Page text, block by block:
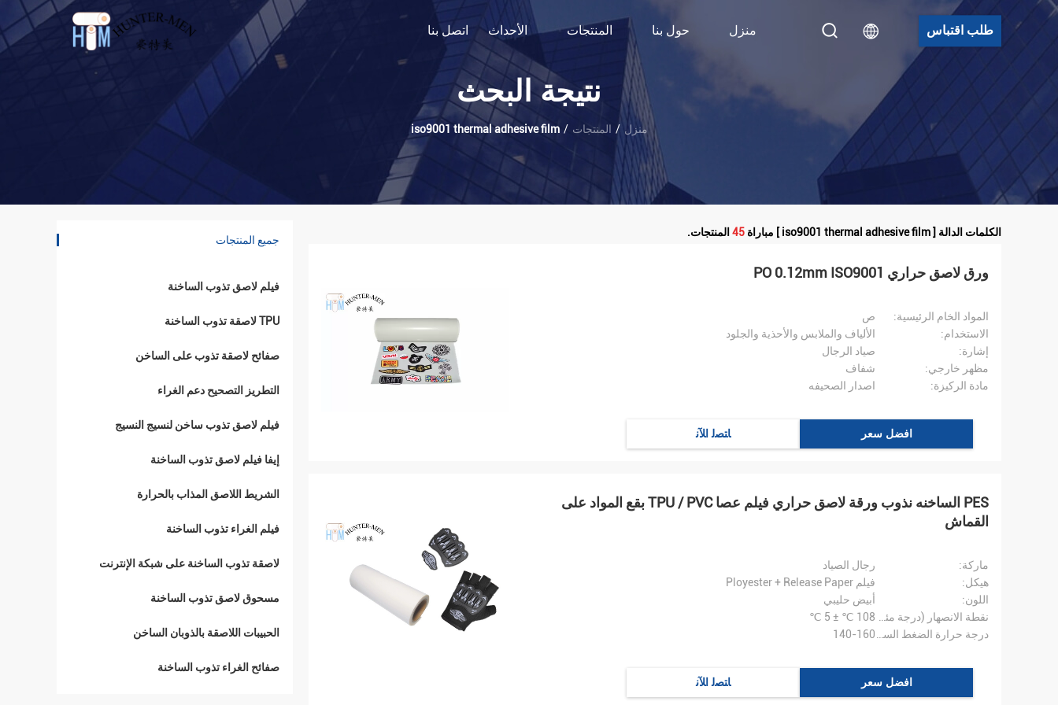
منزل حول بنا المنتجات الأحداث اتصل بنا طلب اقتباس
نتيجة البحث
منزل / المنتجات /
iso9001 thermal adhesive film
جميع المنتجات
فيلم لاصق تذوب الساخنة
TPU لاصقة تذوب الساخنة
صفائح لاصقة تذوب على الساخن
التطريز التصحيح دعم الغراء
فيلم لاصق تذوب ساخن لنسيج النسيج
إيفا فيلم لاصق تذوب الساخنة
الشريط اللاصق المذاب بالحرارة
فيلم الغراء تذوب الساخنة
لاصقة تذوب الساخنة على شبكة الإنترنت
مسحوق لاصق تذوب الساخنة
الحبيبات اللاصقة بالذوبان الساخن
صفائح الغراء تذوب الساخنة
الكلمات الدالة [ iso9001 thermal adhesive film ] مباراة 45 المنتجات.
ورق لاصق حراري PO 0.12mm ISO9001
المواد الخام الرئيسية:
ص
الاستخدام:
الألياف والملابس والأحذية والجلود
إشارة:
صياد الرجال
مظهر خارجي:
شفاف
مادة الركيزة:
اصدار الصحيفه
افضل سعر ﺎﺘﺼﻟ ﺍﻶﻧ
PES الساخنه نذوب ورقة لاصق حراري فيلم عصا TPU / PVC بقع المواد على
القماش
ماركة:
رجال الصياد
هيكل:
فيلم Ployester + Release Paper
اللون:
أبيض حليبي
108 ℃ ± 5 ℃
140-160
افضل سعر ﺎﺘﺼﻟ ﺍﻶﻧ